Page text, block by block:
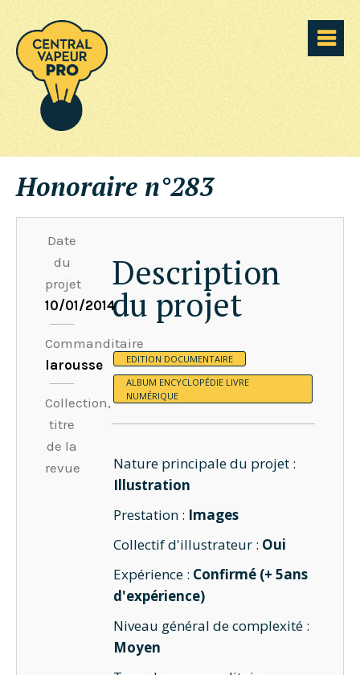
Honoraire n°283
Date
du
projet
10/01/2014
Commanditaire
larousse
Collection,
titre
de la
revue
Description
du projet
EDITION DOCUMENTAIRE
ALBUM ENCYCLOPÉDIE LIVRE
NUMÉRIQUE
Nature principale du projet :
Illustration
Prestation : Images
Collectif d'illustrateur : Oui
Expérience : Confirmé (+ 5ans
d'expérience)
Niveau général de complexité :
Moyen